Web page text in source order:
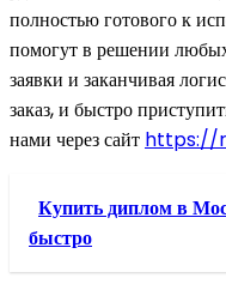
полностью готового к
помогут в решении
заявки и заканчивая
заказ, и быстро
нами через сайт https://
Купить диплом в
быстро